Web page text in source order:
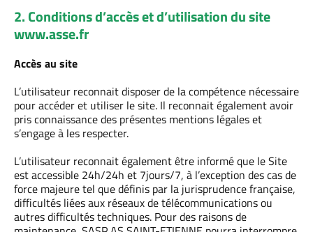
2. Conditions d’accès et d’utilisation du site
www.asse.fr
Accès au site
L’utilisateur reconnait disposer de la compétence nécessaire
pour accéder et utiliser le site. Il reconnait également avoir
pris connaissance des présentes mentions légales et
s’engage à les respecter.
L’utilisateur reconnait également être informé que le Site
est accessible 24h/24h et 7jours/7, à l’exception des cas de
force majeure tel que définis par la jurisprudence française,
difficultés liées aux réseaux de télécommunications ou
autres difficultés techniques. Pour des raisons de